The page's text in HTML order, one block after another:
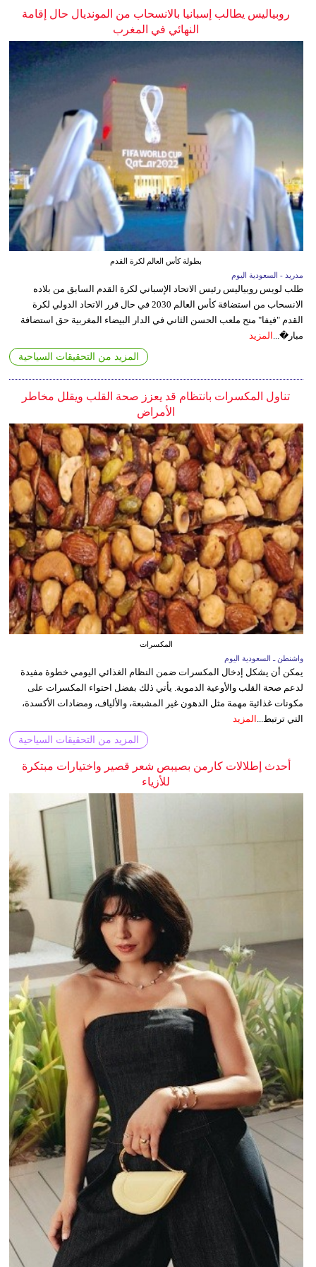
روبياليس يطالب إسبانيا بالانسحاب من المونديال حال إقامة
النهائي في المغرب
بطولة كأس العالم لكرة القدم
مدريد - السعودية اليوم
طلب لويس روبياليس رئيس الاتحاد الإسباني لكرة القدم السابق من بلاده
الانسحاب من استضافة كأس العالم 2030 في حال قرر الاتحاد الدولي لكرة
القدم "فيفا" منح ملعب الحسن الثاني في الدار البيضاء المغربية حق استضافة
مبار�... المزيد
المزيد من التحقيقات السياحية
تناول المكسرات بانتظام قد يعزز صحة القلب ويقلل مخاطر
الأمراض
المكسرات
واشنطن ـ السعودية اليوم
يمكن أن يشكل إدخال المكسرات ضمن النظام الغذائي اليومي خطوة مفيدة
لدعم صحة القلب والأوعية الدموية. يأتي ذلك بفضل احتواء المكسرات على
مكونات غذائية مهمة مثل الدهون غير المشبعة، والألياف، ومضادات الأكسدة،
التي ترتبط... المزيد
المزيد من التحقيقات السياحية
أحدث إطلالات كارمن بصيبص شعر قصير واختيارات مبتكرة
للأزياء